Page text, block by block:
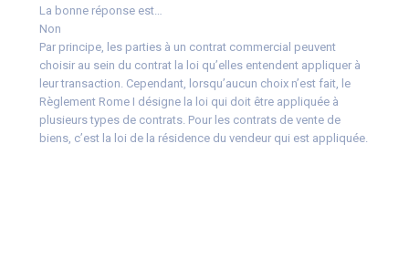
La bonne réponse est…
Non
Par principe, les parties à un contrat commercial peuvent
choisir au sein du contrat la loi qu’elles entendent appliquer à
leur transaction. Cependant, lorsqu’aucun choix n’est fait, le
Règlement Rome I désigne la loi qui doit être appliquée à
plusieurs types de contrats. Pour les contrats de vente de
biens, c’est la loi de la résidence du vendeur qui est appliquée.